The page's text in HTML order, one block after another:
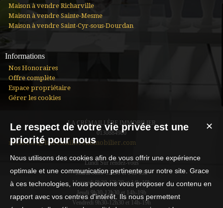
Maison à vendre Richarville
Maison à vendre Sainte-Mesme
Maison à vendre Saint-Cyr-sous-Dourdan
Informations
Nos Honoraires
Offre complète
Espace propriétaire
Gérer les cookies
LA CRÉMAILLÈRE IMMOBILIER
0130884980
rochefort@lacremaillereimmobilier.com
Lundi Sur rendez-vous
Mardi 9h30-12h30 et 14h-19h
Mercredi 9h30-12h30 et 14h-19h
Jeudi 9h30-12h30 et 14h-19h
Vendredi 9h30-12h30 et 14h-19h
✕
Le respect de votre vie privée est une
priorité pour nous
Nous utilisons des cookies afin de vous offrir une expérience
optimale et une communication pertinente sur notre site. Grace
à ces technologies, nous pouvons vous proposer du contenu en
rapport avec vos centres d'intérêt. Ils nous permettent